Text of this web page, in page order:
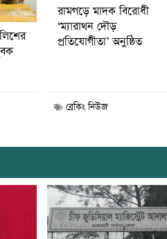
রামগড়ে মাদক বিরোধী
‘ম্যারাথন দৌড়
প্রতিযোগীতা’ অনুষ্ঠিত
ব্রেকিং নিউজ